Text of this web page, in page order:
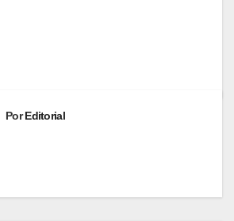
PorEditorial